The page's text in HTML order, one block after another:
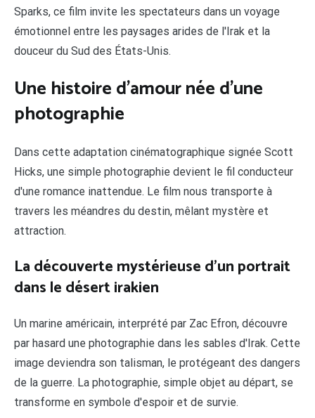
Sparks, ce film invite les spectateurs dans un voyage
émotionnel entre les paysages arides de l'Irak et la
douceur du Sud des États-Unis.
Une histoire d'amour née d'une
photographie
Dans cette adaptation cinématographique signée Scott
Hicks, une simple photographie devient le fil conducteur
d'une romance inattendue. Le film nous transporte à
travers les méandres du destin, mêlant mystère et
attraction.
La découverte mystérieuse d'un portrait
dans le désert irakien
Un marine américain, interprété par Zac Efron, découvre
par hasard une photographie dans les sables d'Irak. Cette
image deviendra son talisman, le protégeant des dangers
de la guerre. La photographie, simple objet au départ, se
transforme en symbole d'espoir et de survie.